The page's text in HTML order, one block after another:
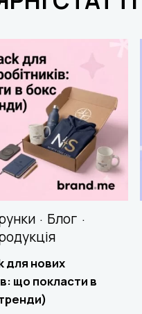
Блог
для нових
що покласти в